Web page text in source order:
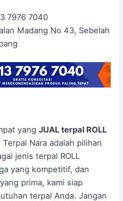
7976 7040
Madang No 43, Sebelah
yangJUAL terpal ROLL
Terpal Nara adalah pilihan
jenis terpal ROLL
yang kompetitif, dan
prima, kami siap
terpal Anda. Jangan